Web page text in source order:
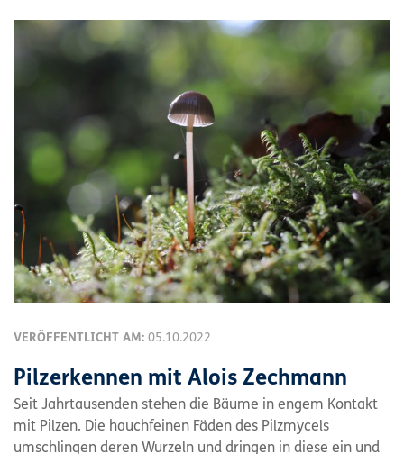
VERÖFFENTLICHT AM: 05.10.2022
Pilzerkennen mit Alois Zechmann
Seit Jahrtausenden stehen die Bäume in engem Kontakt
mit Pilzen. Die hauchfeinen Fäden des Pilzmycels
umschlingen deren Wurzeln und dringen in diese ein und